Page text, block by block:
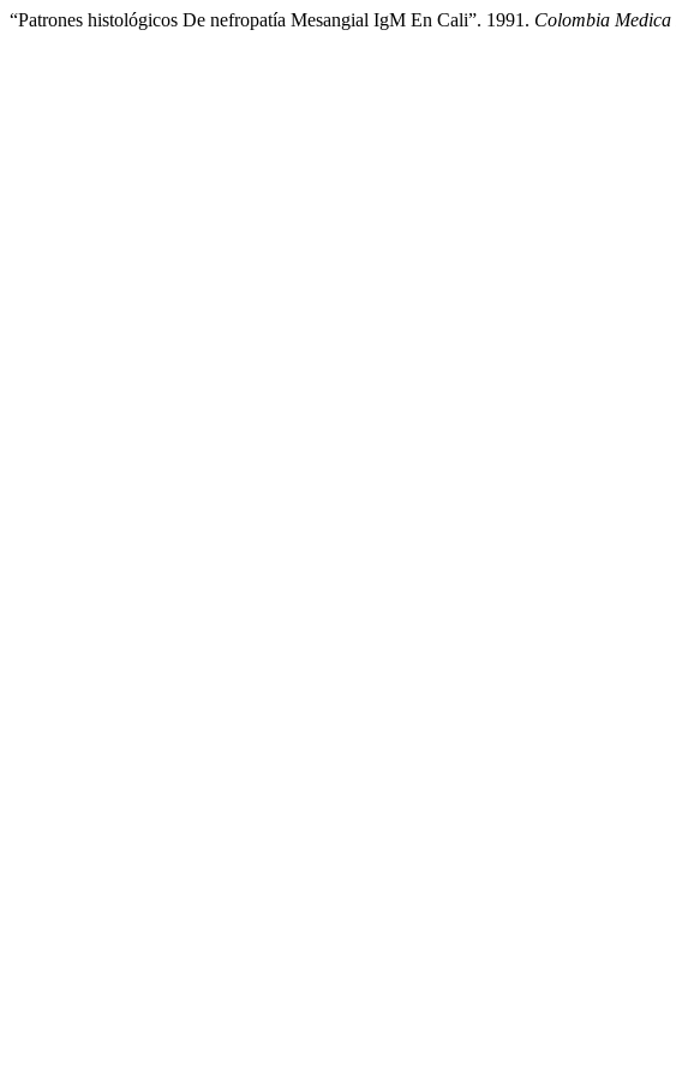
“Patrones histológicos De nefropatía Mesangial IgM En Cali”. 1991. Colombia Medica